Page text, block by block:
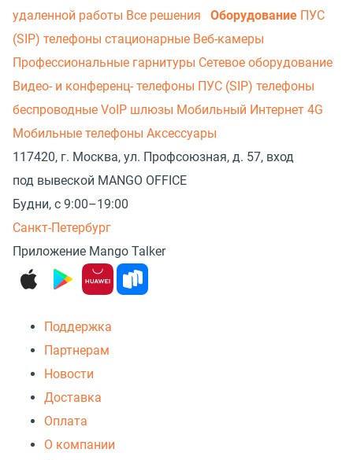
удаленной работы Все решения Оборудование ПУС
(SIP) телефоны стационарные Веб-камеры
Профессиональные гарнитуры Сетевое оборудование
Видео- и конференц- телефоны ПУС (SIP) телефоны
беспроводные VoIP шлюзы Мобильный Интернет 4G
Мобильные телефоны Аксессуары
117420, г. Москва, ул. Профсоюзная, д. 57, вход
под вывеской MANGO OFFICE
Будни, с 9:00–19:00
Санкт-Петербург
Приложение Mango Talker
Поддержка
Партнерам
Новости
Доставка
Оплата
О компании